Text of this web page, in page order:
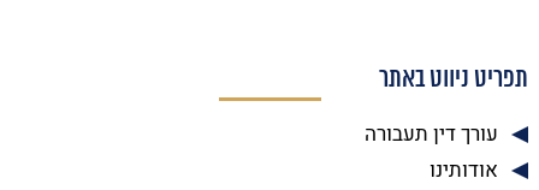
תפריט ניווט באתר
עורך דין תעבורה
אודותינו